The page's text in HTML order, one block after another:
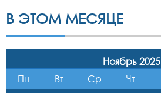
В ЭТОМ МЕСЯЦЕ
Ноябрь 2025
Пн
Вт Ср Чт